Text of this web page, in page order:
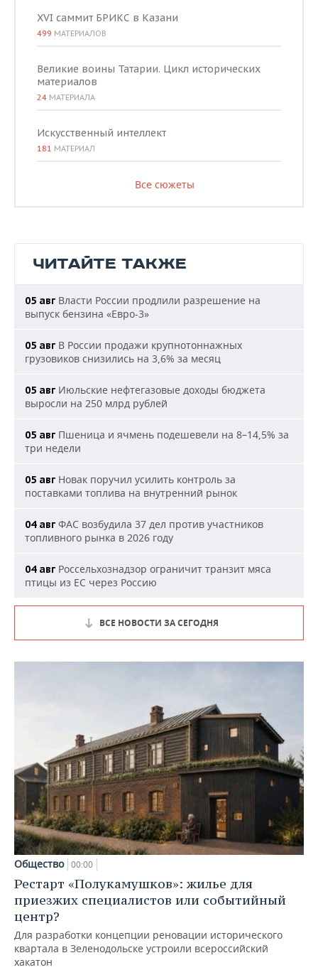
XVI саммит БРИКС в Казани
499 МАТЕРИАЛОВ
Великие воины Татарии. Цикл исторических
материалов
24 МАТЕРИАЛА
Искусственный интеллект
181 МАТЕРИАЛ
Все сюжеты
ЧИТАЙТЕ ТАКЖЕ
05 авг Власти России продлили разрешение на
выпуск бензина «Евро-3»
05 авг В России продажи крупнотоннажных
грузовиков снизились на 3,6% за месяц
05 авг Июльские нефтегазовые доходы бюджета
выросли на 250 млрд рублей
05 авг Пшеница и ячмень подешевели на 8–14,5% за
три недели
05 авг Новак поручил усилить контроль за
поставками топлива на внутренний рынок
04 авг ФАС возбудила 37 дел против участников
топливного рынка в 2026 году
04 авг Россельхознадзор ограничит транзит мяса
птицы из ЕС через Россию
ВСЕ НОВОСТИ ЗА СЕГОДНЯ
Общество 00:00
Рестарт «Полукамушков»: жилье для
приезжих специалистов или событийный
центр?
Для разработки концепции реновации исторического
квартала в Зеленодольске устроили всероссийский
хакатон